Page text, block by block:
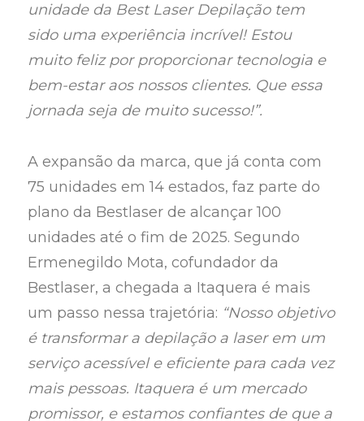
unidade da Best Laser Depilação tem
sido uma experiência incrível! Estou
muito feliz por proporcionar tecnologia e
bem-estar aos nossos clientes. Que essa
jornada seja de muito sucesso!”.
A expansão da marca, que já conta com
75 unidades em 14 estados, faz parte do
plano da Bestlaser de alcançar 100
unidades até o fim de 2025. Segundo
Ermenegildo Mota, cofundador da
Bestlaser, a chegada a Itaquera é mais
um passo nessa trajetória: “Nosso objetivo
é transformar a depilação a laser em um
serviço acessível e eficiente para cada vez
mais pessoas. Itaquera é um mercado
promissor, e estamos confiantes de que a